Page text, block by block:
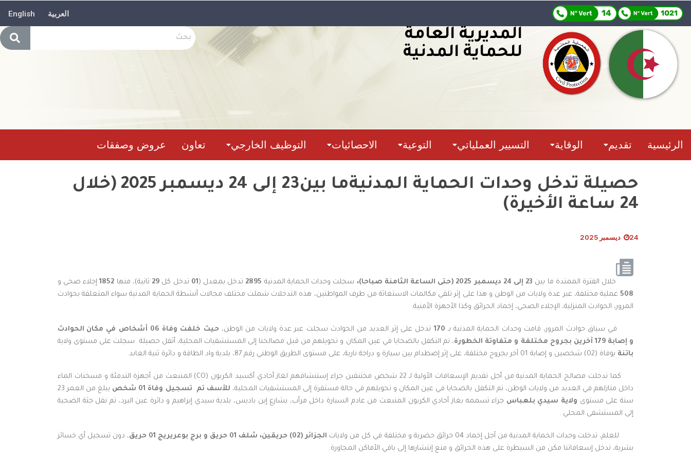
العربية English
المديرية العامة
للحماية المدنية
الرئيسية تقديم الوقاية التسيير العملياتي التوعية الاحصائيات التوظيف الخارجي تعاون عروض وصفقات
حصيلة تدخل وحدات الحماية المدنيةما بين23 إلى 24 ديسمبر 2025 (خلال
24 ساعة الأخيرة)
24 ديسمبر 2025
خلال الفترة الممتدة ما بين 23 إلى 24 ديسمبر2025 ( حتى الساعة الثامنة صباحا)، سجلت وحدات الحماية المدنية 2895 تدخل بمعدل (01 تدخل كل 29 ثانية)، منها 1852إجلاء صحي و
508 عملية مختلفة، عبر عدة ولايات من الوطن و هذا على إثر تلقي مكالمات الاستغاثة من طرف المواطنين، هذه التدخلات شملت مختلف مجالات أنشطة الحماية المدنية سواء المتعلقة بحوادث
المرور، الحوادث المنزلية، الإجلاء الصحي، إخماد الحرائق وكذا الأجهزة الأمنية.
في سياق حوادث المرور، قامت وحدات الحماية المدنية بـ 170 تدخل على إثر العديد من الحوادث سجلت عبر عدة ولايات من الوطن،حيث خلفت وفاة أشخاص في مكان الحوادث
و إصابة 179 آخرين بجروح مختلفة و متفاوتة الخطورة، تم التكفل بالضحايا في عين المكان و تحويلهم من قبل مصالحنا إلى المستشفيات المحلية، أثقل حصيلة سجلت على مستوى ولاية
باتنة بوفاة (02) شخصين و إصابة 01 آخر بجروح مختلفة، على إثر إصطدام بين سيارة و دراجة نارية، على مستوى الطريق الوطني رقم 87، بلدية واد الطاقة و دائرة ثنية العابد.
كما تدخلت مصالح الحماية المدنية من أجل تقديم الإسعافات الأولية لـ 22 شخص مختنقين جراء إستنشاقهم لغاز أحادي أكسيد الكربون (CO) المنبعث من أجهزة التدفئة و مسخنات الماء
داخل منازلهم في العديد من ولايات الوطن، تم التكفل بالضحايا في عين المكان و تحويلهم في حالة مستقرة إلى المستشفيات المحلية، للأسف تم تسجيل وفاة شخص
يبلغ من العمر 23
سنة على مستوى ولاية سيدي بلعباس جراء تسممه بغاز أحادي الكربون المنبعث من عادم السيارة داخل مرأب، بشارع إبن باديس، بلدية سيدي إبراهيم و دائرة عين البرد، تم نقل جثة الضحية
إلى المستشفى المحلي .
للعلم، تدخلت وحدات الحماية المدنية من أجل إخماد 04 حرائق حضرية و مختلفة في كل من ولايات الجزائر (02) حريقين، شلف 01 حريق و برج بوعريريج 01 حريق
، دون تسجيل أي خسائر
بشرية، تدخل إسعافاتنا مكن من السيطرة على هذه الحرائق و منع إنتشارها إلى باقي الأماكن المجاورة.